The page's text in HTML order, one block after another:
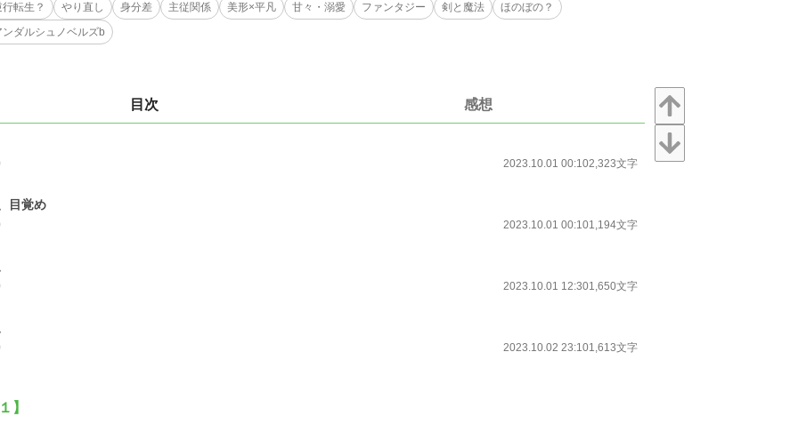
行転生？ やり直し 身分差 主従関係 美形×平凡 甘々・溺愛 ファンタジー 剣と魔法
ほのぼの？
ンダルシュノベルズb
目次 感想
2023.10.01 00:102,323文字
目覚め
2023.10.01 00:101,194文字
2023.10.01 12:301,650文字
2023.10.02 23:101,613文字
】